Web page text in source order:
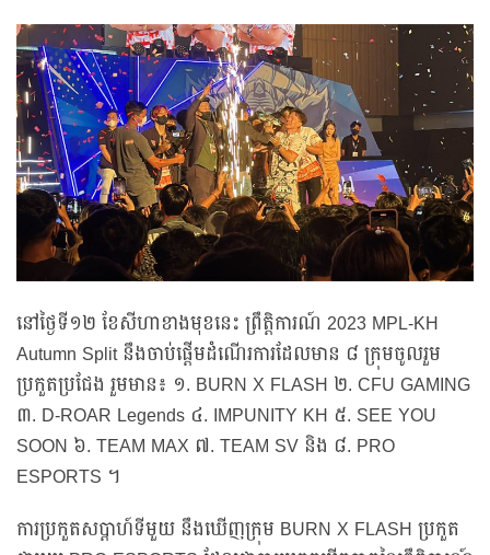
នៅថ្ងៃទី១២ ខែសីហាខាងមុខនេះ ព្រឹត្តិការណ៍ 2023 MPL-KH
Autumn Split នឹងចាប់ផ្ដើមដំណើរការដែលមាន ៨ ក្រុមចូលរួម
ប្រកួតប្រជែង រួមមាន៖ ១. BURN X FLASH ២. CFU GAMING
៣. D-ROAR Legends ៤. IMPUNITY KH ៥. SEE YOU
SOON ៦. TEAM MAX ៧. TEAM SV និង ៨. PRO
ESPORTS ។
ការប្រកួតសប្ដាហ៍ទីមួយ នឹងឃើញក្រុម BURN X FLASH ប្រកួត